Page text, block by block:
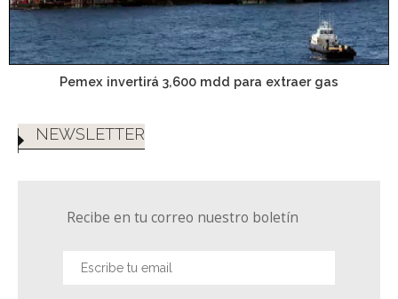
Pemex invertirá 3,600 mdd para extraer gas
NEWSLETTER
Recibe en tu correo nuestro boletín